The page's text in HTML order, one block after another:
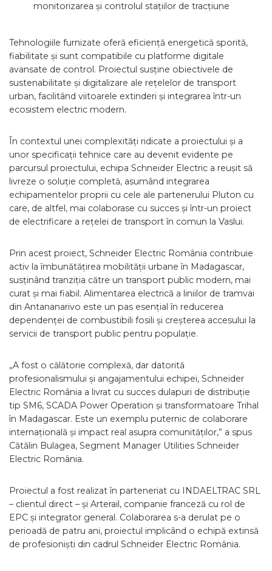
monitorizarea și controlul stațiilor de tracțiune
Tehnologiile furnizate oferă eficiență energetică sporită,
fiabilitate și sunt compatibile cu platforme digitale
avansate de control. Proiectul susține obiectivele de
sustenabilitate și digitalizare ale rețelelor de transport
urban, facilitând viitoarele extinderi și integrarea într-un
ecosistem electric modern.
În contextul unei complexități ridicate a proiectului și a
unor specificații tehnice care au devenit evidente pe
parcursul proiectului, echipa Schneider Electric a reușit să
livreze o soluție completă, asumând integrarea
echipamentelor proprii cu cele ale partenerului Pluton cu
care, de altfel, mai colaborase cu succes și într-un proiect
de electrificare a rețelei de transport în comun la Vaslui.
Prin acest proiect, Schneider Electric România contribuie
activ la îmbunătățirea mobilității urbane în Madagascar,
susținând tranziția către un transport public modern, mai
curat și mai fiabil. Alimentarea electrică a liniilor de tramvai
din Antananarivo este un pas esențial în reducerea
dependenței de combustibili fosili și creșterea accesului la
servicii de transport public pentru populație.
„A fost o călătorie complexă, dar datorită
profesionalismului și angajamentului echipei, Schneider
Electric România a livrat cu succes dulapuri de distribuție
tip SM6, SCADA Power Operation și transformatoare Trihal
în Madagascar. Este un exemplu puternic de colaborare
internațională și impact real asupra comunităților,” a spus
Cătălin Bulagea, Segment Manager Utilities Schneider
Electric România.
Proiectul a fost realizat în parteneriat cu INDAELTRAC SRL
– clientul direct – și Arterail, companie franceză cu rol de
EPC și integrator general. Colaborarea s-a derulat pe o
perioadă de patru ani, proiectul implicând o echipă extinsă
de profesioniști din cadrul Schneider Electric România.